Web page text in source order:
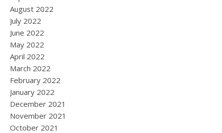
August 2022
July 2022
June 2022
May 2022
April 2022
March 2022
February 2022
January 2022
December 2021
November 2021
October 2021